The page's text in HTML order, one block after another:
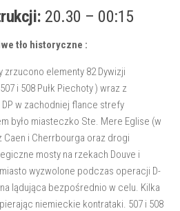
20.30 – 00:15
tło historyczne :
elementy 82 Dywizji
i 508 Pułk Piechoty ) wraz z
w zachodniej flance strefy
było miasteczko Ste. Mere Eglise (w
Caen i Cherrbourga oraz drogi
mosty na rzekach Douve i
wyzwolone podczas operacji D-
lądująca bezpośrednio w celu. Kilka
niemieckie kontrataki. 507 i 508